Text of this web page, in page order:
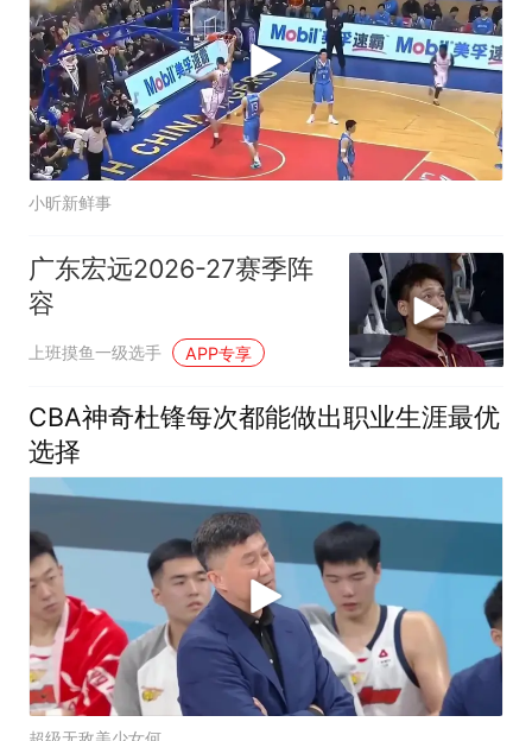
小昕新鲜事
广东宏远2026-27赛季阵
容
上班摸鱼一级选手 APP专享
CBA神奇杜锋每次都能做出职业生涯最优
选择